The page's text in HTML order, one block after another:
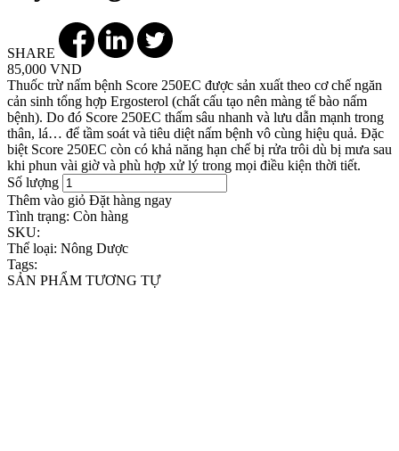
SHARE
85,000 VND
Thuốc trừ nấm bệnh Score 250EC được sản xuất theo cơ chế ngăn
cản sinh tổng hợp Ergosterol (chất cấu tạo nên màng tế bào nấm
bệnh). Do đó Score 250EC thấm sâu nhanh và lưu dẫn mạnh trong
thân, lá… để tầm soát và tiêu diệt nấm bệnh vô cùng hiệu quả. Đặc
biệt Score 250EC còn có khả năng hạn chế bị rửa trôi dù bị mưa sau
khi phun vài giờ và phù hợp xử lý trong mọi điều kiện thời tiết.
Số lượng
Thêm vào giỏ Đặt hàng ngay
Tình trạng: Còn hàng
SKU:
Thể loại: Nông Dược
Tags:
SẢN PHẨM TƯƠNG TỰ